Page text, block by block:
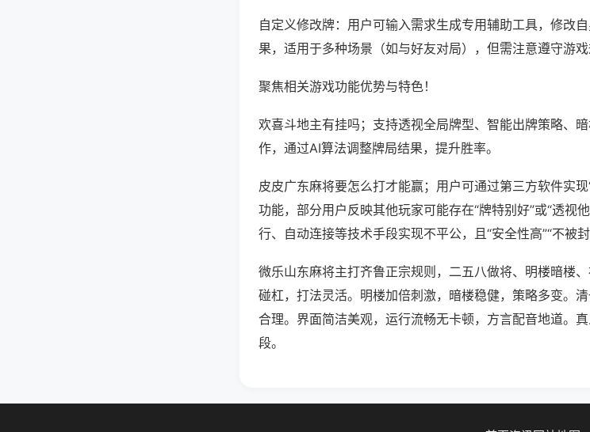
自定义修改牌：用户可输入需求生成专用辅助工具，修改
果，适用于多种场景（如与好友对局），但需注意遵守游戏
聚焦相关游戏功能优势与特色！
欢喜斗地主有挂吗；支持透视全局牌型、智能出牌策略、
作，通过AI算法调整牌局结果，提升胜率。
皮皮广东麻将要怎么打才能赢；用户可通过第三方软件实现
功能，部分用户反映其他玩家可能存在“牌特别好”或“透视
行、自动连接等技术手段实现不平公，且“安全性高”“不被封
微乐山东麻将主打齐鲁正宗规则，二五八做将、明楼暗楼
碰杠，打法灵活。明楼加倍刺激，暗楼稳健，策略多变。
合理。界面简洁美观，运行流畅无卡顿，方言配音地道。
段。